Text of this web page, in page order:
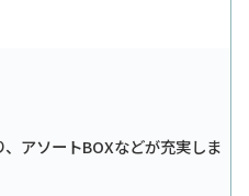
アソートBOXなどが充実しま